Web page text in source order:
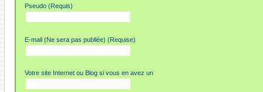
Pseudo (Requis)
E-mail (Ne sera pas publiée) (Requise)
Votre site Internet ou Blog si vous en avez un